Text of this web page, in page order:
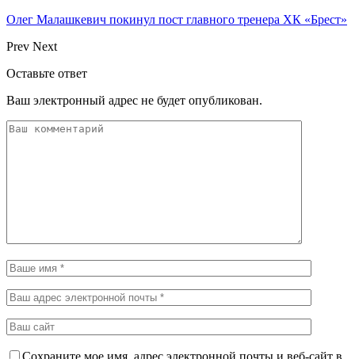
Олег Малашкевич покинул пост главного тренера ХК «Брест»
Prev Next
Оставьте ответ
Ваш электронный адрес не будет опубликован.
Сохраните мое имя, адрес электронной почты и веб-сайт в